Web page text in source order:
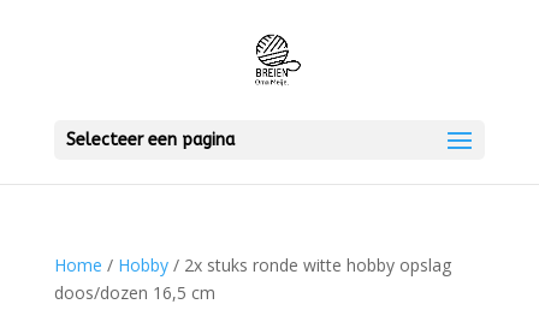
Selecteer een pagina
Home / Hobby/ 2x stuks ronde witte hobby opslag
doos/dozen 16,5 cm